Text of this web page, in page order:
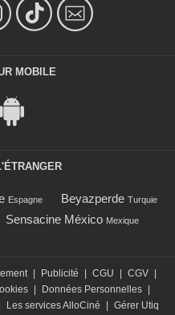
MOBILE
Espagne Beyazperde Turquie
Sensacine México Mexique
| Publicité | CGU | CGV |
| Données Personnelles |
Les services AlloCiné | Gérer Utiq